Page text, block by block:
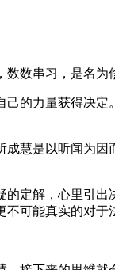
数串习，是名为
的力量获得决定
慧是以听闻为因
定解，心里引出
可能真实的对于